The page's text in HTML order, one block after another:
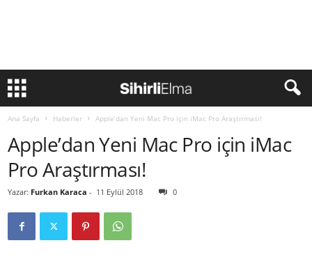
Ana Sayfa Haberler Apple’dan Yeni Mac Pro için iMac Pro Araştırması!
Apple’dan Yeni Mac Pro için iMac
Pro Araştırması!
Yazar: Furkan Karaca - 11 Eylül 2018 0